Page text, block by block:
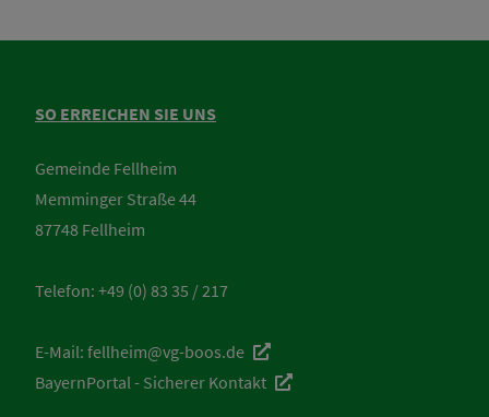
SO ERREICHEN SIE UNS
Gemeinde Fellheim
Memminger Straße 44
87748 Fellheim
Telefon: +49 (0) 83 35 / 217
E-Mail: fellheim@vg-boos.de
BayernPortal - Sicherer Kontakt